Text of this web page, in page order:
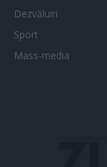
Dezvăluiri
Sport
Mass-media